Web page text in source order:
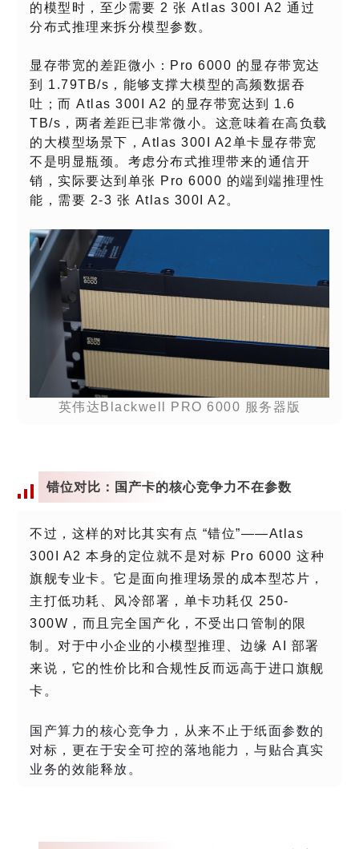
的模型时，至少需要 2 张 Atlas 300I A2 通过
分布式推理来拆分模型参数。
显存带宽的差距微小：Pro 6000 的显存带宽达
到 1.79TB/s，能够支撑大模型的高频数据吞
吐；而 Atlas 300I A2 的显存带宽达到 1.6
TB/s，两者差距已非常微小。这意味着在高负载
的大模型场景下，Atlas 300I A2单卡显存带宽
不是明显瓶颈。考虑分布式推理带来的通信开
销，实际要达到单张 Pro 6000 的端到端推理性
能，需要 2-3 张 Atlas 300I A2。
英伟达Blackwell PRO 6000 服务器版
错位对比：国产卡的核心竞争力不在参数
不过，这样的对比其实有点 “错位”——Atlas
300I A2 本身的定位就不是对标 Pro 6000 这种
旗舰专业卡。它是面向推理场景的成本型芯片，
主打低功耗、风冷部署，单卡功耗仅 250-
300W，而且完全国产化，不受出口管制的限
制。对于中小企业的小模型推理、边缘 AI 部署
来说，它的性价比和合规性反而远高于进口旗舰
卡。
国产算力的核心竞争力，从来不止于纸面参数的
对标，更在于安全可控的落地能力，与贴合真实
业务的效能释放。